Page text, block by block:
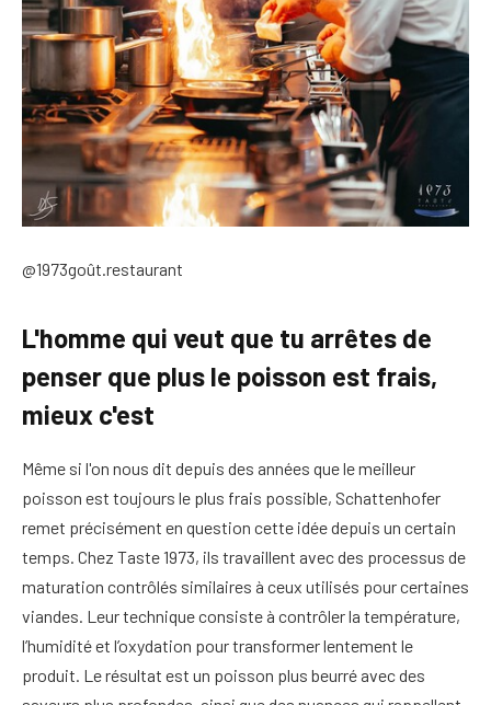
@1973goût.restaurant
L'homme qui veut que tu arrêtes de
penser que plus le poisson est frais,
mieux c'est
Même si l'on nous dit depuis des années que le meilleur
poisson est toujours le plus frais possible, Schattenhofer
remet précisément en question cette idée depuis un certain
temps. Chez Taste 1973, ils travaillent avec des processus de
maturation contrôlés similaires à ceux utilisés pour certaines
viandes. Leur technique consiste à contrôler la température,
l’humidité et l’oxydation pour transformer lentement le
produit. Le résultat est un poisson plus beurré avec des